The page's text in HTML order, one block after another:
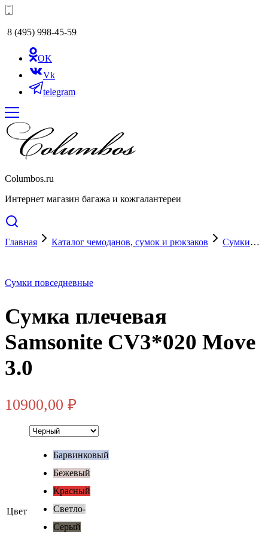
8 (495) 998-45-59
OK
Vk
telegram
Columbos.ru
Интернет магазин багажа и кожгалантереи
Главная Каталог чемоданов, сумок и рюкзаков Сумки
Сумки повседневные
Сумка плечевая
Samsonite CV3*020 Move
3.0
10900,00 ₽
Цвет
Барвинковый
Бежевый
Красный
Светло-
серый
Серый